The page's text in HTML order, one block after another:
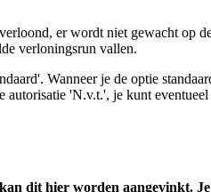
er wordt niet gewacht op
verloningsrun vallen.
Wanneer je de optie
'N.v.t.', je kunt
dit hier worden aangevinkt.